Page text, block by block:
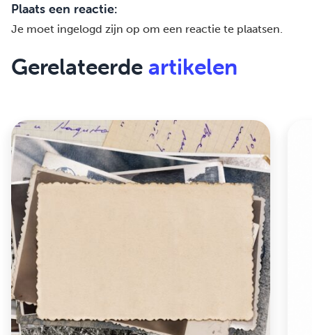
Plaats een reactie:
Je moet ingelogd zijn op om een reactie te plaatsen.
Gerelateerde artikelen